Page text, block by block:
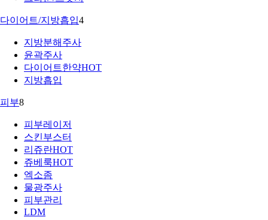
다이어트/지방흡입4
지방분해주사
윤곽주사
다이어트한약HOT
지방흡입
피부8
피부레이저
스킨부스터
리쥬란HOT
쥬베룩HOT
엑소좀
물광주사
피부관리
LDM